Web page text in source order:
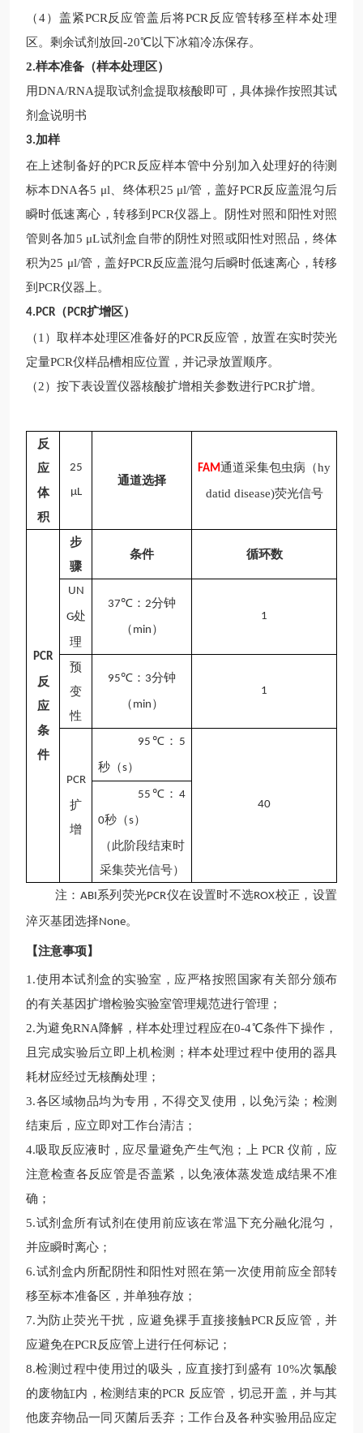
（4）盖紧PCR反应管盖后将PCR反应管转移至样本处理
区。剩余试剂放回-20℃以下冰箱冷冻保存。
2.样本准备（样本处理区）
用DNA/RNA提取试剂盒提取核酸即可，具体操作按照其试
剂盒说明书
3.加样
在上述制备好的PCR反应样本管中分别加入处理好的待测
标本DNA各5 μl、终体积25 μl/管，盖好PCR反应盖混匀后
瞬时低速离心，转移到PCR仪器上。阴性对照和阳性对照
管则各加5 μL试剂盒自带的阴性对照或阳性对照品，终体
积为25 μl/管，盖好PCR反应盖混匀后瞬时低速离心，转移
到PCR仪器上。
4.PCR （PCR扩增区）
（1）取样本处理区准备好的PCR反应管，放置在实时荧光
定量PCR仪样品槽相应位置，并记录放置顺序。
（2）按下表设置仪器核酸扩增相关参数进行PCR扩增。
反
应
体
积
25
μL
通道选择
FAM通道采集包虫病（hy
datid disease)荧光信号
PCR
反
应
条
件
步
骤
条件 循环数
UN
G处
理
37℃ ： 2分钟
（ min ）
1
预
变
性
95℃ ： 3分钟
（ min ）
1
PCR
扩
增
95℃ ： 5
秒（s）
40
55℃ ：4
0秒（s）
（此阶段结束时
采集荧光信号）
注： ABI系列荧光PCR仪在设置时不选ROX校正，设置
淬灭基团选择None。
【注意事项】
1.使用本试剂盒的实验室，应严格按照国家有关部分颁布
的有关基因扩增检验实验室管理规范进行管理；
2.为避免RNA降解，样本处理过程应在0-4℃条件下操作，
且完成实验后立即上机检测；样本处理过程中使用的器具
耗材应经过无核酶处理；
3.各区域物品均为专用，不得交叉使用，以免污染；检测
结束后，应立即对工作台清洁；
4.吸取反应液时，应尽量避免产生气泡；上 PCR 仪前，应
注意检查各反应管是否盖紧，以免液体蒸发造成结果不准
确；
5.试剂盒所有试剂在使用前应该在常温下充分融化混匀，
并应瞬时离心；
6.试剂盒内所配阴性和阳性对照在第一次使用前应全部转
移至标本准备区，并单独存放；
7.为防止荧光干扰，应避免裸手直接接触PCR反应管，并
应避免在PCR反应管上进行任何标记；
8.检测过程中使用过的吸头，应直接打到盛有 10%次氯酸
的废物缸内，检测结束的PCR 反应管，切忌开盖，并与其
他废弃物品一同灭菌后丢弃；工作台及各种实验用品应定